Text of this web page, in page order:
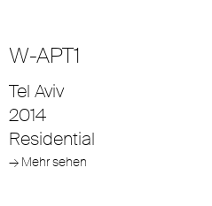
W-APT1
Tel Aviv
2014
Residential
→ Mehr sehen